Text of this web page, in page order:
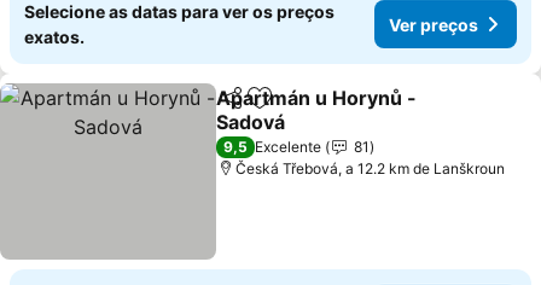
Selecione as datas para ver os preços
exatos.
Ver preços
PartilharAdicionar aos favoritos
Apartmán u Horynů -
Sadová
9,5 Excelente
81
Česká Třebová, a 12.2 km de Lanškroun